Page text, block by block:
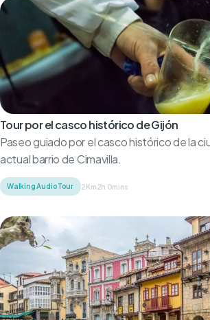
Tour por el casco histórico de Gijón
Paseo guiado por el casco histórico de la
actual barrio de Cimavilla.
Walking Audio Tour 2Km2h 0mins